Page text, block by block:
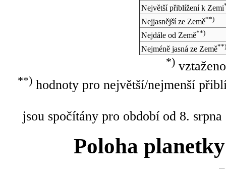
Největší přiblížení k Zemi
Nejjasnější ze Země**)
Nejdále od Země**)
Nejméně jasná ze Země**)
*)
**)hodnoty pro největší/nejmenší
jsou spočítány pro období od 8.
Poloha